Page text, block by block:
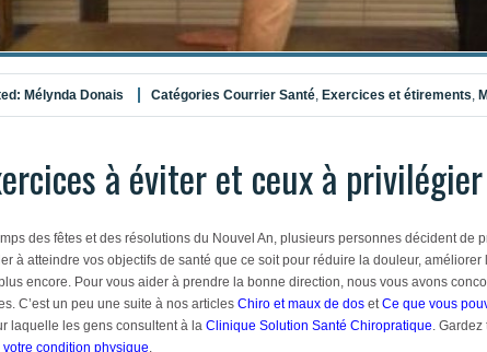
Mélynda Donais Catégories Courrier Santé Exercices et étirements
à éviter et ceux à
des fêtes et des résolutions du Nouvel An, plusieurs personnes décident de
à atteindre vos objectifs de santé que ce soit pour réduire la douleur, améliorer
encore. Pour vous aider à prendre la bonne direction, nous vous avons
C’est un peu une suite à nos articles Chiro et maux de dos et Ce que vous
laquelle les gens consultent à la Clinique Solution Santé Chiropratique .
condition physique